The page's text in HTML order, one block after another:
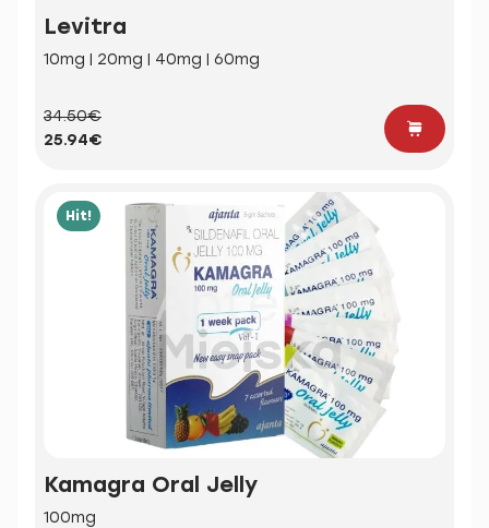
Levitra
10mg | 20mg | 40mg | 60mg
34.50€
25.94€
Hit!
Kamagra Oral Jelly
100mg